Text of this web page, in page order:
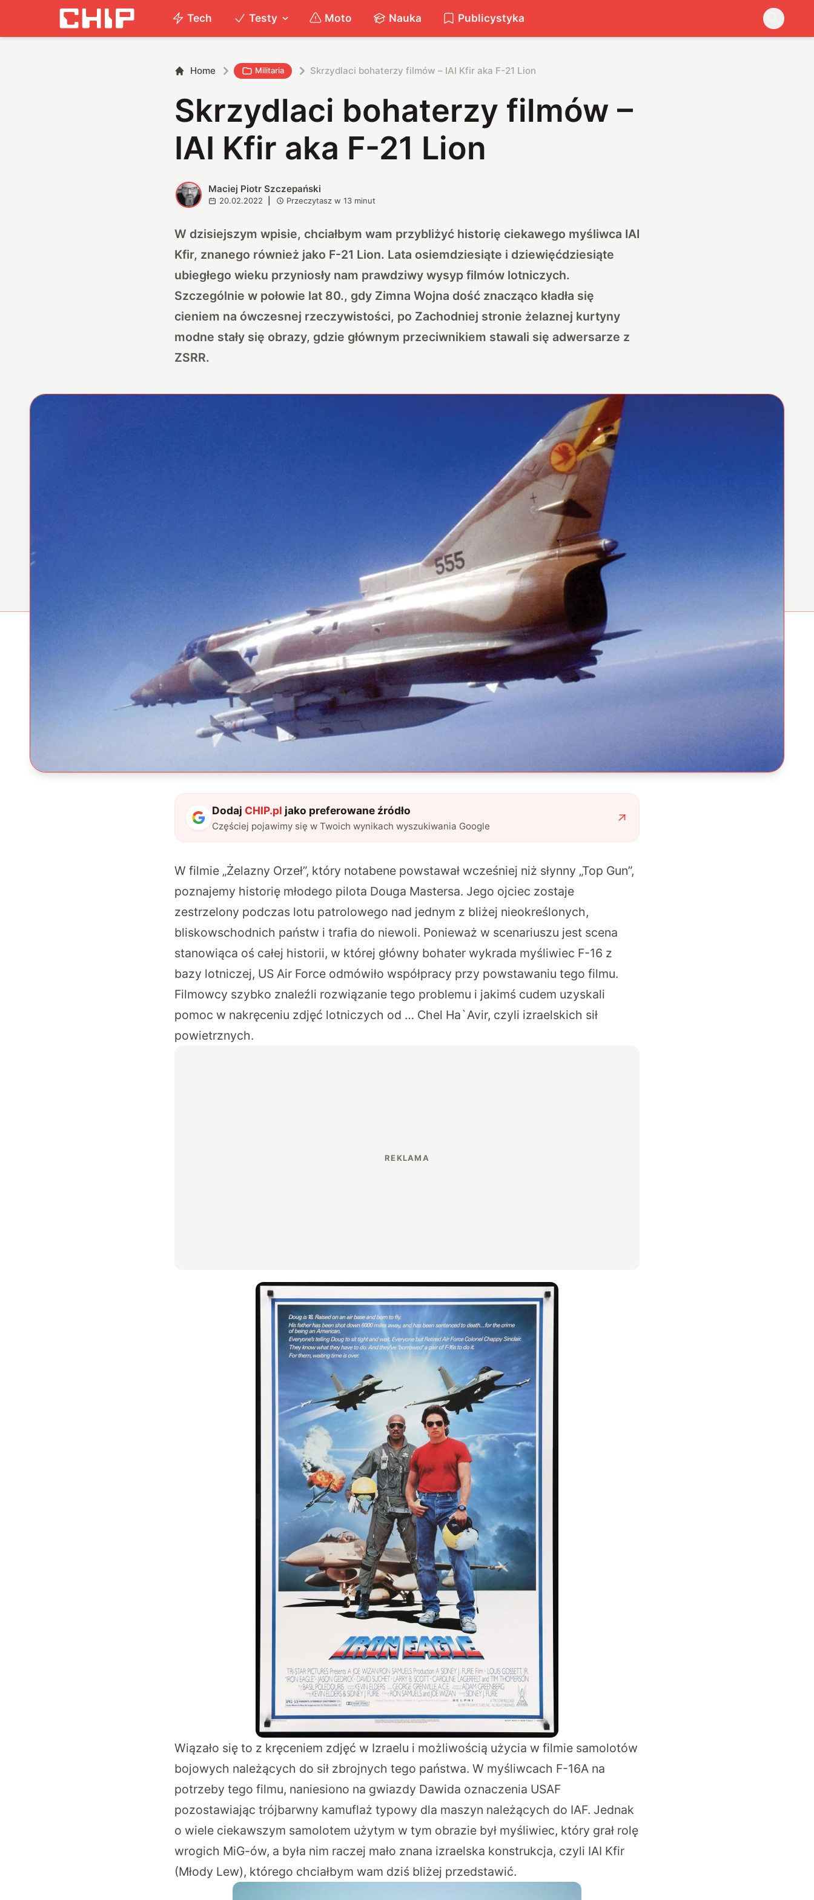
Tech Testy Moto Nauka Publicystyka
Home Militaria Skrzydlaci bohaterzy filmów – IAI Kfir aka F-21 Lion
Skrzydlaci bohaterzy filmów –
IAI Kfir aka F-21 Lion
M Maciej Piotr Szczepański
20.02.2022 Przeczytasz w13 minut
W dzisiejszym wpisie, chciałbym wam przybliżyć historię ciekawego myśliwca IAI
Kfir, znanego również jako F-21 Lion. Lata osiemdziesiąte i dziewięćdziesiąte
ubiegłego wieku przyniosły nam prawdziwy wysyp filmów lotniczych.
Szczególnie w połowie lat 80., gdy Zimna Wojna dość znacząco kładła się
cieniem na ówczesnej rzeczywistości, po Zachodniej stronie żelaznej kurtyny
modne stały się obrazy, gdzie głównym przeciwnikiem stawali się adwersarze z
ZSRR.
Dodaj CHIP.pl jako preferowane źródło
Częściej pojawimy się w Twoich wynikach wyszukiwania Google
W filmie „Żelazny Orzeł”, który notabene powstawał wcześniej niż słynny „Top Gun”,
poznajemy historię młodego pilota Douga Mastersa. Jego ojciec zostaje
zestrzelony podczas lotu patrolowego nad jednym z bliżej nieokreślonych,
bliskowschodnich państw i trafia do niewoli. Ponieważ w scenariuszu jest scena
stanowiąca oś całej historii, w której główny bohater wykrada myśliwiec F-16 z
bazy lotniczej, US Air Force odmówiło współpracy przy powstawaniu tego filmu.
Filmowcy szybko znaleźli rozwiązanie tego problemu i jakimś cudem uzyskali
pomoc w nakręceniu zdjęć lotniczych od … Chel Ha`Avir, czyli izraelskich sił
powietrznych.
Wiązało się to z kręceniem zdjęć w Izraelu i możliwością użycia w filmie samolotów
bojowych należących do sił zbrojnych tego państwa. W myśliwcach F-16A na
potrzeby tego filmu, naniesiono na gwiazdy Dawida oznaczenia USAF
pozostawiając trójbarwny kamuflaż typowy dla maszyn należących do IAF. Jednak
o wiele ciekawszym samolotem użytym w tym obrazie był myśliwiec, który grał rolę
wrogich MiG-ów, a była nim raczej mało znana izraelska konstrukcja, czyli IAI Kfir
(Młody Lew), którego chciałbym wam dziś bliżej przedstawić.